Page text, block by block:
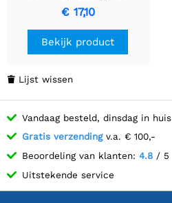
voertuigbescherming
€ 17,10
Bekijk product
 Lijst wissen
Vandaag besteld, dinsdag in huis
Gratis verzendingv.a. € 100,-
Beoordeling van klanten: 4.8 / 5
Uitstekende service